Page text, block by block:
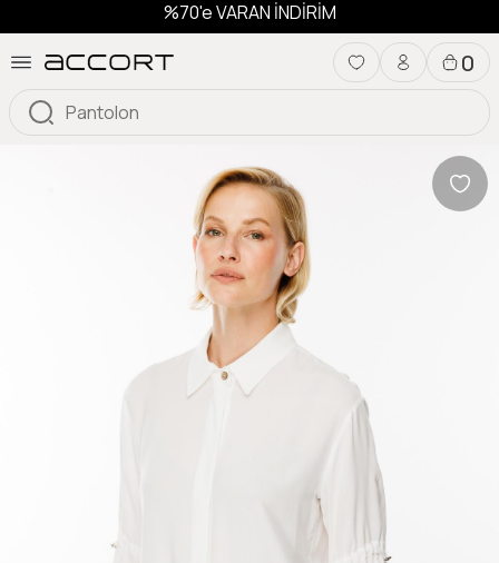
%70'e VARAN İNDİRİM
0